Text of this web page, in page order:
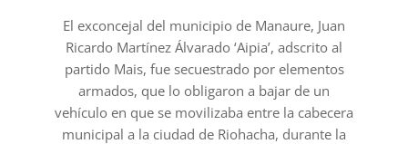
09
El exconcejal del municipio de Manaure, Juan
Ricardo Martínez Álvarado ‘Aipia’, adscrito al
partido Mais, fue secuestrado por elementos
armados, que lo obligaron a bajar de un
vehículo en que se movilizaba entre la cabecera
municipal a la ciudad de Riohacha, durante la